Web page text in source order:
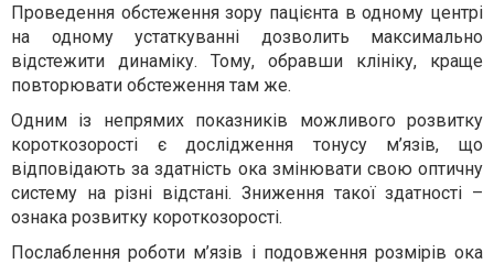
Проведення обстеження зору пацієнта в одному центрі
на одному устаткуванні дозволить максимально
відстежити динаміку. Тому, обравши клініку, краще
повторювати обстеження там же.
Одним із непрямих показників можливого розвитку
короткозорості є дослідження тонусу м’язів, що
відповідають за здатність ока змінювати свою оптичну
систему на різні відстані. Зниження такої здатності –
ознака розвитку короткозорості.
Послаблення роботи м’язів і подовження розмірів ока